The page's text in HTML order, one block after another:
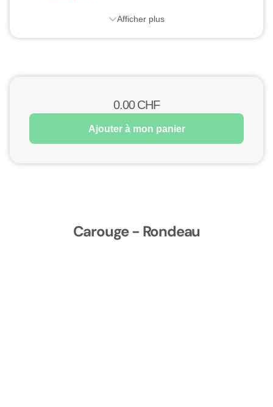
Afficher plus
0.00CHF
Ajouter à mon panier
Carouge - Rondeau